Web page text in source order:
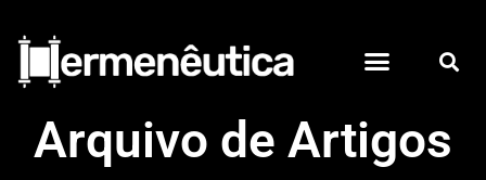
Arquivo de Artigos